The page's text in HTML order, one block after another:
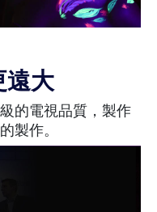
大
的電視品質，製作
製作。